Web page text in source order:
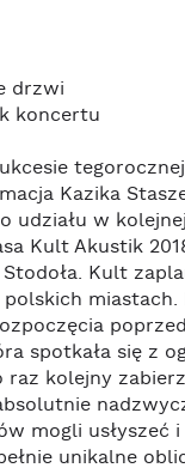
drzwi
koncertu
Kazika
udziału w
Kult Akustik
Kult
spotkała się z
raz kolejny
mogli usłyszeć
unikalne